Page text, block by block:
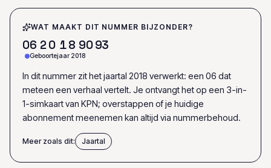
WAT MAAKT DIT NUMMER BIJZONDER?
06 20 18 9093
Geboortejaar 2018
In dit nummer zit het jaartal 2018 verwerkt: een 06 dat
meteen een verhaal vertelt. Je ontvangt het op een 3-in-
1-simkaart van KPN; overstappen of je huidige
abonnement meenemen kan altijd via nummerbehoud.
Meer zoals dit: Jaartal